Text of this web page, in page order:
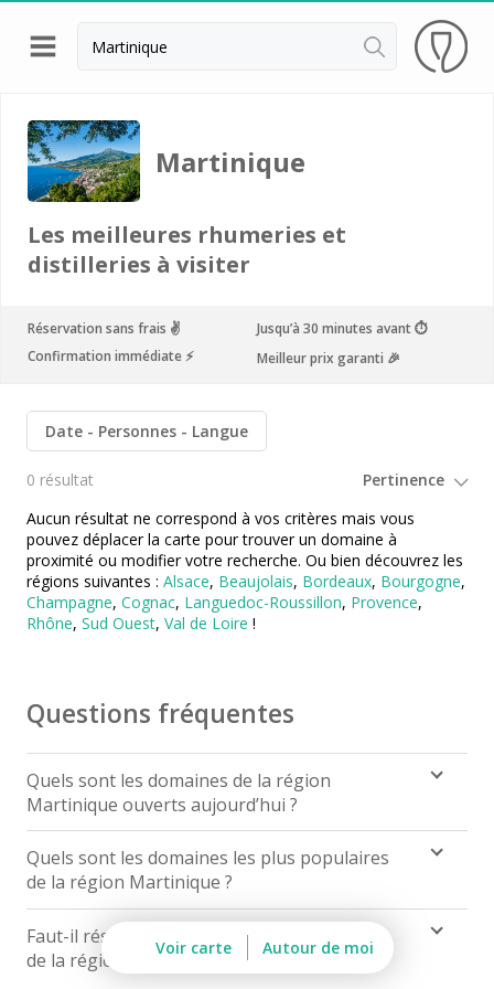
Retour
Visite cave & dégustation vin Beaune
Visite cave & dégustation vin Chablis
Pape
Visite cave & dégustation vin Chinon
Visite cave & dégustation Cognac
Visite cave & dégustation vin Dijon
Visite cave Epernay
Visite chateau & dégustation vin Médoc
Visite chateau & dégustation vin Pessac Léognan
Visite cave & dégustation champagne Reims
Visite chateau & dégustation vin Saint Emilion
Visite cave & dégustation vin Sancerre
Visite cave Vouvray
Cave de Vouvray
Caves du Louvre
Cave historique des Hospices de Strasbourg
Bouvet Ladubay
Champagne Canard Duchêne
Martinique
Les meilleures rhumeries et
distilleries à visiter
Réservation sans frais ✌️
Jusqu’à 30 minutes avant ⏱
Confirmation immédiate ⚡️
Meilleur prix garanti 🎉
Date Personnes Langue
0 résultat
Aucun résultat ne correspond à vos critères mais vous
pouvez déplacer la carte pour trouver un domaine à
proximité ou modifier votre recherche. Ou bien découvrez les
régions suivantes : Alsace, Beaujolais, Bordeaux, Bourgogne,
Champagne, Cognac, Languedoc-Roussillon, Provence,
Rhône, Sud Ouest, Val de Loire !
Voir carte Autour de moi
Questions fréquentes
Quels sont les domaines de la région
Martinique ouverts aujourd’hui ?
dans la région Martinique,cliquez ici.
Quels sont les domaines les plus populaires
de la région Martinique ?
Les domaines les plus populaires de la région
Martinique sont :
tous les domainesles plus populaires de la
Faut-il réserver avant de visiter un domaine
de la région Martinique ?